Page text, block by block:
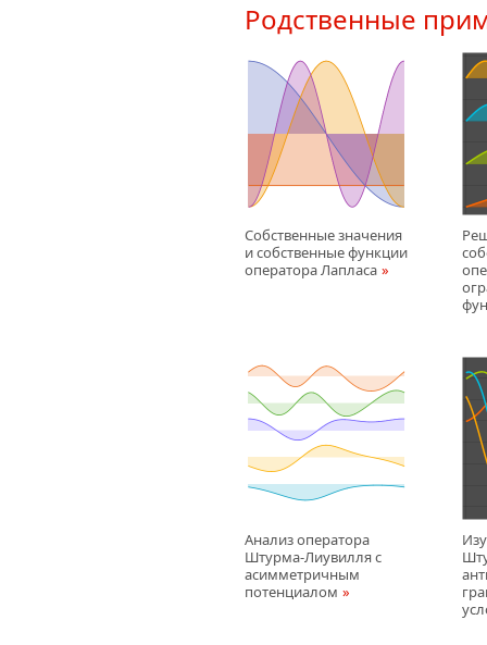
Родственные
Собственные значения
и собственные функции
оператора Лапласа
Анализ оператора
Штурма-Лиувилля с
асимметричным
потенциалом